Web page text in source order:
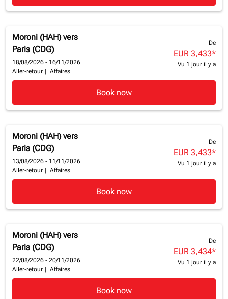
Moroni (HAH) vers
Paris (CDG)
18/08/2026 - 16/11/2026
Aller-retour
Affaires
De
EUR 3,433*
Vu 1 jour il y a
Book now
Moroni (HAH) vers
Paris (CDG)
13/08/2026 - 11/11/2026
Aller-retour
Affaires
De
EUR 3,433*
Vu 1 jour il y a
Book now
Moroni (HAH) vers
Paris (CDG)
22/08/2026 - 20/11/2026
Aller-retour
Affaires
De
EUR 3,434*
Vu 1 jour il y a
Book now